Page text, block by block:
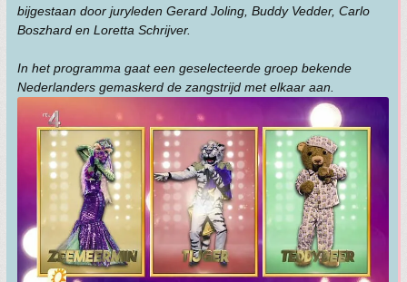
bijgestaan door juryleden Gerard Joling, Buddy Vedder, Carlo
Boszhard en Loretta Schrijver.
In het programma gaat een geselecteerde groep bekende
Nederlanders gemaskerd de zangstrijd met elkaar aan.